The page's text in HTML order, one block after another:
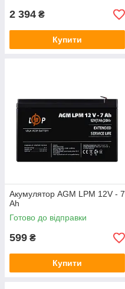
2 394 ₴
Купити
Акумулятор AGM LPM 12V - 7
Ah
Готово до відправки
599 ₴
Купити